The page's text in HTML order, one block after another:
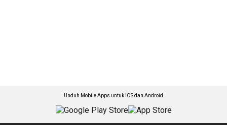
Unduh Mobile Apps untuk iOS dan Android